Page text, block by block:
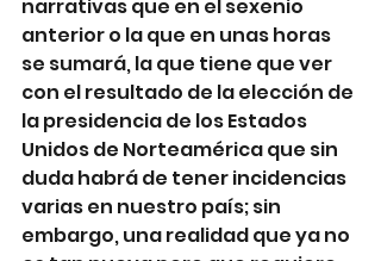
narrativas que en el sexenio
anterior o la que en unas horas
se sumará, la que tiene que ver
con el resultado de la elección de
la presidencia de los Estados
Unidos de Norteamérica que sin
duda habrá de tener incidencias
varias en nuestro país; sin
embargo, una realidad que ya no